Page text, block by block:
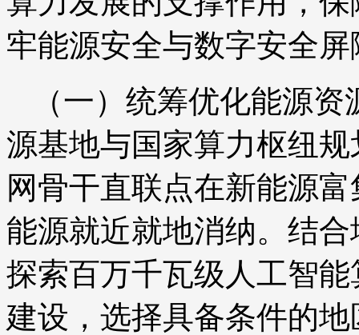
牢能源安全与数字安全屏
（一）统筹优化能源
源基地与国家算力枢纽
网骨干直联点在新能源
能源就近就地消纳。结
探索百万千瓦级人工智
建设，选择具备条件的